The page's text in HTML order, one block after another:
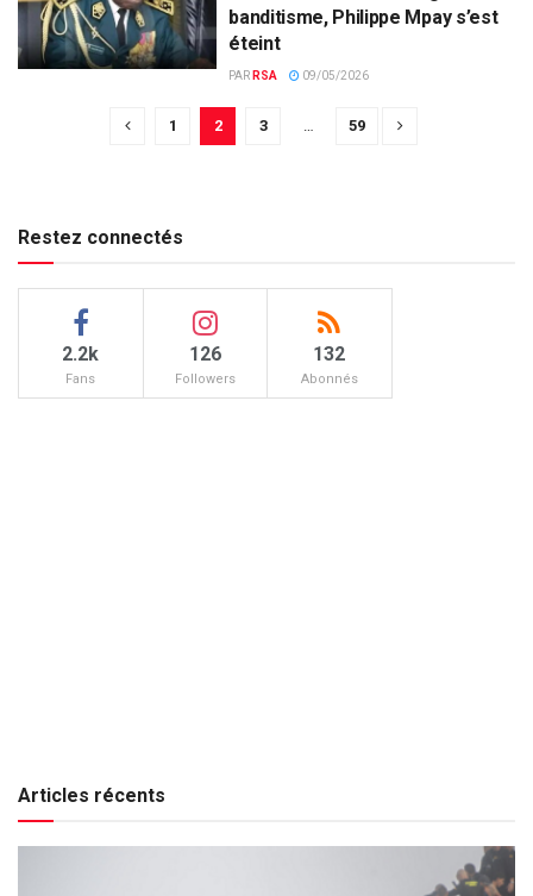
banditisme, Philippe Mpay s’est
éteint
PAR RSA 09/05/2026
1 2 3 … 59
Restez connectés
2.2k
Fans
126
Followers
132
Abonnés
Articles récents